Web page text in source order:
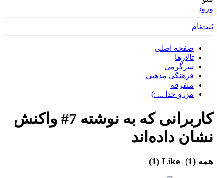
ورود
ثبت‌نام
صفحه اصلی
تالارها
سرگرمی
فرهنگی مذهبی
متفرقه
من و خدا ... :)
کاربرانی که به نوشته 7# واکنش
نشان داده‌اند
همه (1)
Like
(1)